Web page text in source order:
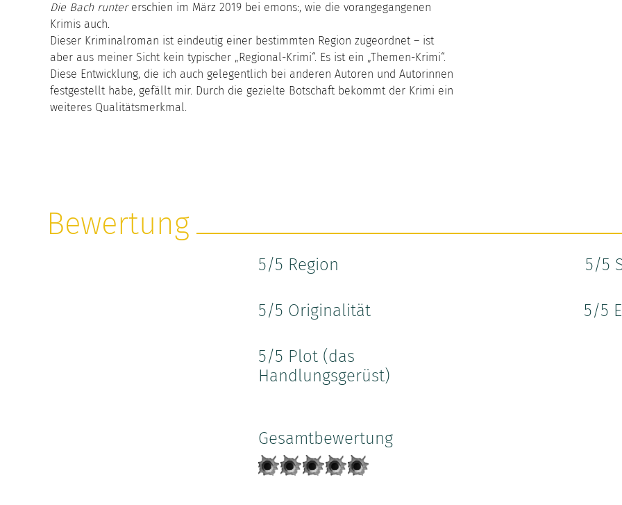
Die Bach runtererschien im März 2019 bei emons:, wie die vorangegangenen
Krimis auch.
Dieser Kriminalroman ist eindeutig einer bestimmten Region zugeordnet – ist
aber aus meiner Sicht kein typischer „Regional-Krimi“. Es ist ein „Themen-Krimi“.
Diese Entwicklung, die ich auch gelegentlich bei anderen Autoren und Autorinnen
festgestellt habe, gefällt mir. Durch die gezielte Botschaft bekommt der Krimi ein
weiteres Qualitätsmerkmal.
Bewertung
5/5 Region 5/5
5/5 Originalität 5/5
5/5 Plot (das
Handlungsgerüst)
Gesamtbewertung